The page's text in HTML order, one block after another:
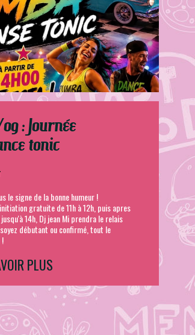
: Journée
tonic
le signe de la bonne humeur !
gratuite de 11h à 12h, puis apres
14h, Dj jean Mi prendra le relais
débutant ou confirmé, tout le
!
PLUS